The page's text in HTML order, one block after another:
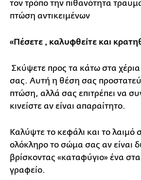
τον τρόπο την πιθανότητα
πτώση αντικειμένων
«Πέσετε , καλυφθείτε και
Σκύψετε προς τα κάτω στα
σας. Αυτή η θέση σας
πτώση, αλλά σας επιτρέπει να
κινείστε αν είναι απαραίτητο.
Καλύψτε το κεφάλι και το λαιμό
ολόκληρο το σώμα σας αν είναι
βρίσκοντας «καταφύγιο» ένα
γραφείο.